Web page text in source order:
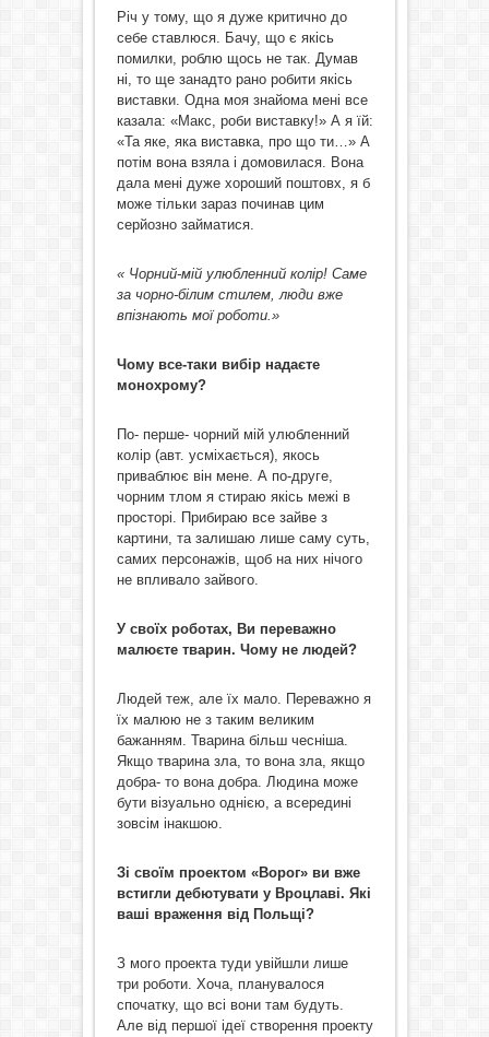
Річ у тому, що я дуже критично до
себе ставлюся. Бачу, що є якісь
помилки, роблю щось не так. Думав
ні, то ще занадто рано робити якісь
виставки. Одна моя знайома мені все
казала: «Макс, роби виставку!» А я їй:
«Та яке, яка виставка, про що ти…» А
потім вона взяла і домовилася. Вона
дала мені дуже хороший поштовх, я б
може тільки зараз починав цим
серйозно займатися.
« Чорний-мій улюбленний колір! Саме
за чорно-білим стилем, люди вже
впізнають мої роботи.»
Чому все-таки вибір надаєте
монохрому?
По- перше- чорний мій улюбленний
колір (авт. усміхається), якось
приваблює він мене. А по-друге,
чорним тлом я стираю якісь межі в
просторі. Прибираю все зайве з
картини, та залишаю лише саму суть,
самих персонажів, щоб на них нічого
не впливало зайвого.
У своїх роботах, Ви переважно
малюєте тварин. Чому не людей?
Людей теж, але їх мало. Переважно я
їх малюю не з таким великим
бажанням. Тварина більш чесніша.
Якщо тварина зла, то вона зла, якщо
добра- то вона добра. Людина може
бути візуально однією, а всередині
зовсім інакшою.
Зі своїм проектом «Ворог» ви вже
встигли дебютувати у Вроцлаві. Які
ваші враження від Польщі?
З мого проекта туди увійшли лише
три роботи. Хоча, планувалося
спочатку, що всі вони там будуть.
Але від першої ідеї створення проекту